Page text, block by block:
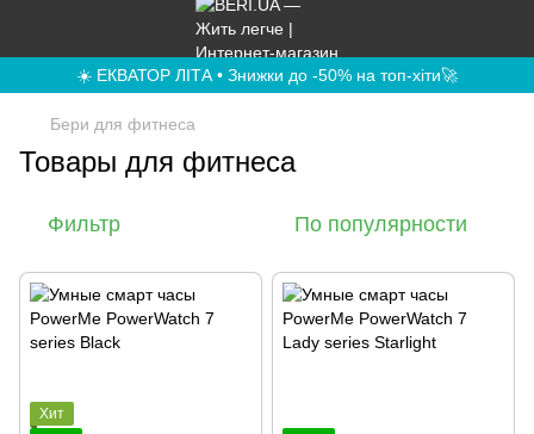
☀️ ЕКВАТОР ЛІТА • Знижки до -50% на топ-хіти🚀
Бери для фитнеса
Товары для фитнеса
Фильтр По популярности
Хит